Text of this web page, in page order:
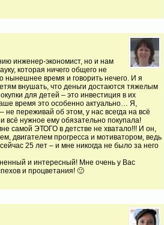
инженер-экономист, но и нам
которая ничего общего не
нынешнее время и говорить нечего. И я
внушать, что деньги достаются тяжелым
для детей – это инвестиция в их
время это особенно актуально… Я,
не переживай об этом, у нас всегда на всё
всё нужное ему обязательно покупала!
самой ЭТОГО в детстве не хватало!!! И он,
двигателем прогресса и мотиватором, ведь
25 лет – и мне никогда не было за него
и интересный! Мне очень у Вас
и процветания! 🙂